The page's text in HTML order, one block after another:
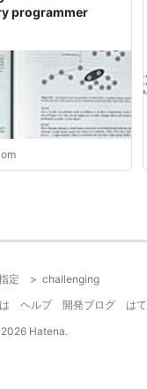
programmer
定 > challenging
ヘルプ 開発ブログ
は
2026 Hatena.